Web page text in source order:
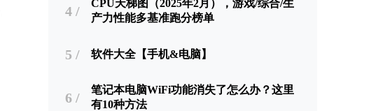
4 /
CPU天梯图（2025年2月），游戏/综合/生
产力性能多基准跑分榜单
5 / 软件大全【手机&电脑】
6 /
笔记本电脑WiFi功能消失了怎么办？这里
有10种方法